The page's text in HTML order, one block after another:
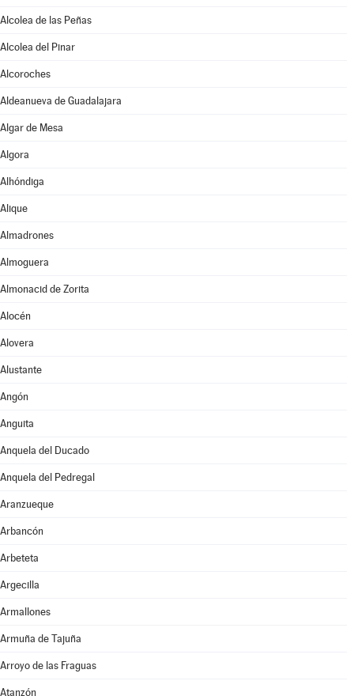
Alcolea de las Peñas
Alcolea del Pinar
Alcoroches
Aldeanueva de Guadalajara
Algar de Mesa
Algora
Alhóndiga
Alique
Almadrones
Almoguera
Almonacid de Zorita
Alocén
Alovera
Alustante
Angón
Anguita
Anquela del Ducado
Anquela del Pedregal
Aranzueque
Arbancón
Arbeteta
Argecilla
Armallones
Armuña de Tajuña
Arroyo de las Fraguas
Atanzón